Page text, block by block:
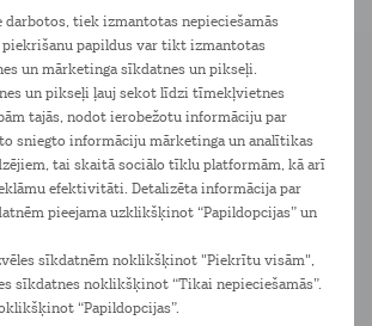
tiek izmantotas nepieciešamās
piekrišanu papildus var tikt izmantotas
un mārketinga sīkdatnes un pikseļi.
un pikseļi ļauj sekot līdzi tīmekļvietnes
tajās, nodot ierobežotu informāciju par
sniegto informāciju mārketinga un analītikas
tai skaitā sociālo tīklu platformām, kā arī
efektivitāti. Detalizēta informācija par
pieejama uzklikšķinot “Papildopcijas” un
sīkdatnēm noklikšķinot "Piekrītu visām",
sīkdatnes noklikšķinot “Tikai nepieciešamās”.
“Papildopcijas”.
par piegādes iespējām meklē
Pakalpojumi Komplimenti